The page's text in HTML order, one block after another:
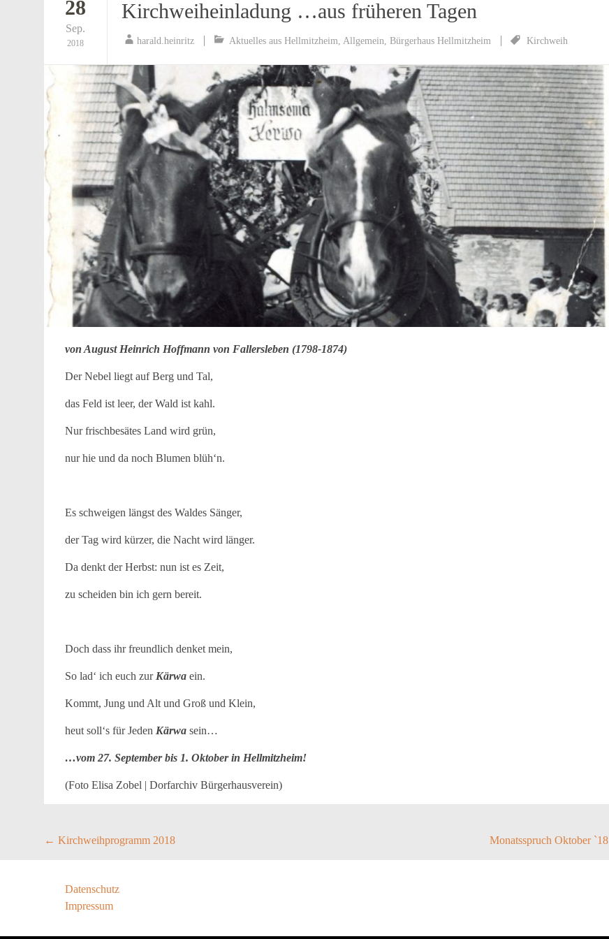
28
Sep.
2018
Kirchweiheinladung …aus früheren Tagen
harald.heinritz Aktuelles aus Hellmitzheim, Allgemein, Bürgerhaus Hellmitzheim Kirchweih
von August Heinrich Hoffmann von Fallersleben (1798-1874)
Der Nebel liegt auf Berg und Tal,
das Feld ist leer, der Wald ist kahl.
Nur frischbesätes Land wird grün,
nur hie und da noch Blumen blüh‘n.
Es schweigen längst des Waldes Sänger,
der Tag wird kürzer, die Nacht wird länger.
Da denkt der Herbst: nun ist es Zeit,
zu scheiden bin ich gern bereit.
Doch dass ihr freundlich denket mein,
So lad‘ ich euch zur Kärwa ein.
Kommt, Jung und Alt und Groß und Klein,
heut soll‘s für Jeden Kärwa sein…
…vom 27. September bis 1. Oktober in Hellmitzheim!
(Foto Elisa Zobel | Dorfarchiv Bürgerhausverein)
Post
← Kirchweihprogramm 2018 Monatsspruch Oktober `18
Datenschutz
Impressum